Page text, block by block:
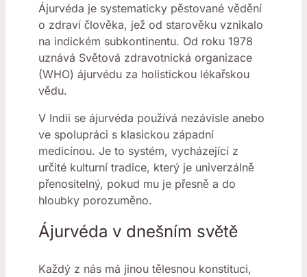
Ájurvéda je systematicky pěstované vědění
o zdraví člověka, jež od starověku vznikalo
na indickém subkontinentu. Od roku 1978
uznává Světová zdravotnická organizace
(WHO) ájurvédu za holistickou lékařskou
vědu.
V Indii se ájurvéda používá nezávisle anebo
ve spolupráci s klasickou západní
medicínou. Je to systém, vycházející z
určité kulturní tradice, který je univerzálně
přenositelný, pokud mu je přesně a do
hloubky porozuměno.
Ájurvéda v dnešním světě
Každý z nás má jinou tělesnou konstituci,